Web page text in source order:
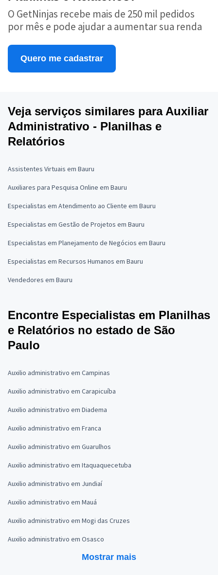
O GetNinjas recebe mais de 250 mil pedidos
por mês e pode ajudar a aumentar sua renda
Quero me cadastrar
Veja serviços similares para Auxiliar
Administrativo - Planilhas e
Relatórios
Assistentes Virtuais em Bauru
Auxiliares para Pesquisa Online em Bauru
Especialistas em Atendimento ao Cliente em Bauru
Especialistas em Gestão de Projetos em Bauru
Especialistas em Planejamento de Negócios em Bauru
Especialistas em Recursos Humanos em Bauru
Vendedores em Bauru
Encontre Especialistas em Planilhas
e Relatórios no estado de São
Paulo
Auxilio administrativo em Campinas
Auxilio administrativo em Carapicuíba
Auxilio administrativo em Diadema
Auxilio administrativo em Franca
Auxilio administrativo em Guarulhos
Auxilio administrativo em Itaquaquecetuba
Auxilio administrativo em Jundiaí
Auxilio administrativo em Mauá
Auxilio administrativo em Mogi das Cruzes
Auxilio administrativo em Osasco
Mostrar mais